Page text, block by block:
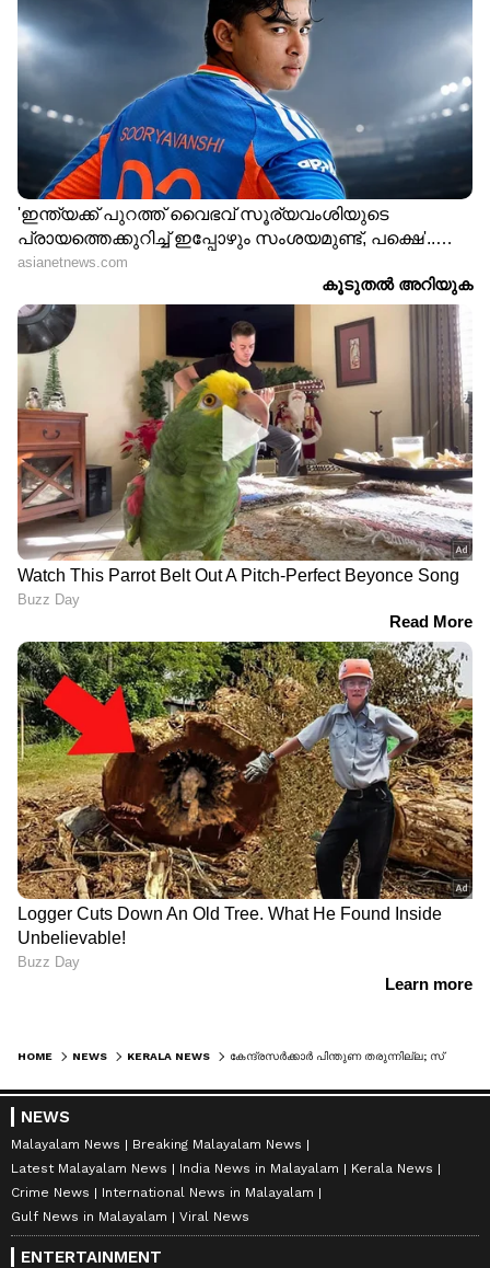
HOME NEWS KERALA NEWS കേന്ദ്രസർക്കാർ പിന്തുണ തരുന്നില്ല; സ്പൈസസ് ബോർഡ് അംഗത്വം രാജിവച്ച് ഡീൻ കുര്യാക്കോസ് എംപി
NEWS
Malayalam News
Breaking Malayalam News
Latest Malayalam News
India News in Malayalam
Kerala News
Crime News
International News in Malayalam
Gulf News in Malayalam
Viral News
ENTERTAINMENT